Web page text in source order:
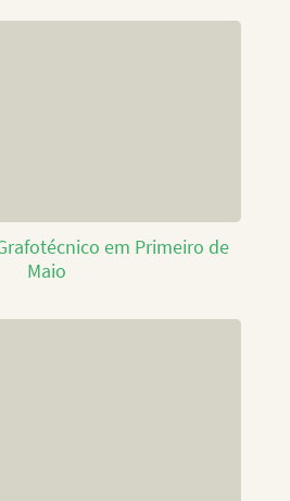
em Primeiro de
Maio